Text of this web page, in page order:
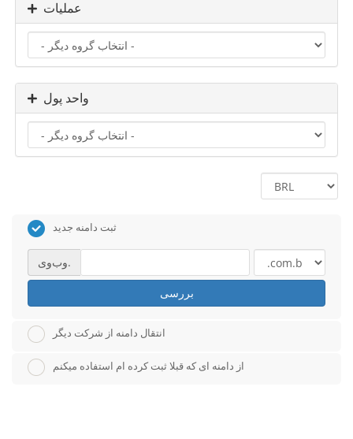
عملیات
واحد پول
ثبت دامنه جدید
وب‌وی.
بررسی
انتقال دامنه از شرکت دیگر
از دامنه ای که قبلا ثبت کرده ام استفاده میکنم